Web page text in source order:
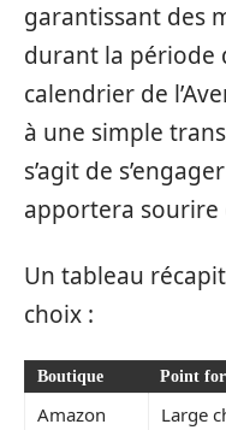
garantissant des
durant la période
calendrier de
à une simple
s’agit de
apportera sourire
Un tableau
choix :
Boutique Point
Amazon Large